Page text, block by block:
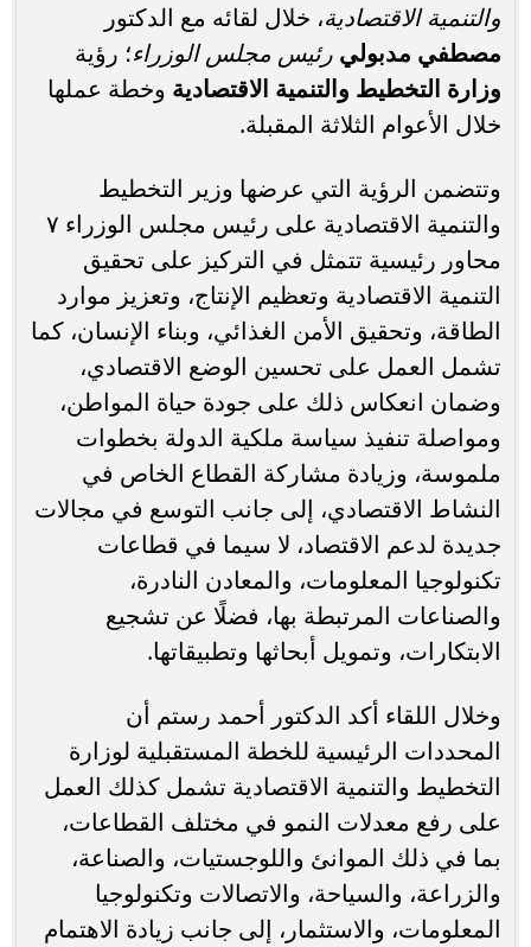
والتنمية الاقتصادية، خلال لقائه مع الدكتور
مصطفي مدبولي رئيس مجلس الوزراء؛ رؤية
وزارة التخطيط والتنمية الاقتصادية وخطة عملها
خلال الأعوام الثلاثة المقبلة.
وتتضمن الرؤية التي عرضها وزير التخطيط
والتنمية الاقتصادية على رئيس مجلس الوزراء ٧
محاور رئيسية تتمثل في التركيز على تحقيق
التنمية الاقتصادية وتعظيم الإنتاج، وتعزيز موارد
الطاقة، وتحقيق الأمن الغذائي، وبناء الإنسان، كما
تشمل العمل على تحسين الوضع الاقتصادي،
وضمان انعكاس ذلك على جودة حياة المواطن،
ومواصلة تنفيذ سياسة ملكية الدولة بخطوات
ملموسة، وزيادة مشاركة القطاع الخاص في
النشاط الاقتصادي، إلى جانب التوسع في مجالات
جديدة لدعم الاقتصاد، لا سيما في قطاعات
تكنولوجيا المعلومات، والمعادن النادرة،
والصناعات المرتبطة بها، فضلًا عن تشجيع
الابتكارات، وتمويل أبحاثها وتطبيقاتها.
وخلال اللقاء أكد الدكتور أحمد رستم أن
المحددات الرئيسية للخطة المستقبلية لوزارة
التخطيط والتنمية الاقتصادية تشمل كذلك العمل
على رفع معدلات النمو في مختلف القطاعات،
بما في ذلك الموانئ واللوجستيات، والصناعة،
والزراعة، والسياحة، والاتصالات وتكنولوجيا
المعلومات، والاستثمار، إلى جانب زيادة الاهتمام